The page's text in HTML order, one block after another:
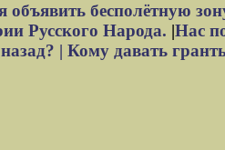
объявить бесполётную
Русского Народа. |Нас
| Кому давать